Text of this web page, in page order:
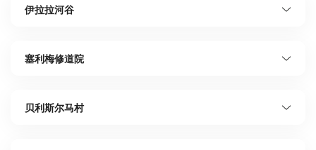
伊拉拉河谷
塞利梅修道院
贝利斯尔马村